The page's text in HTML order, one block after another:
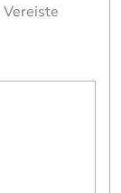
Vereiste